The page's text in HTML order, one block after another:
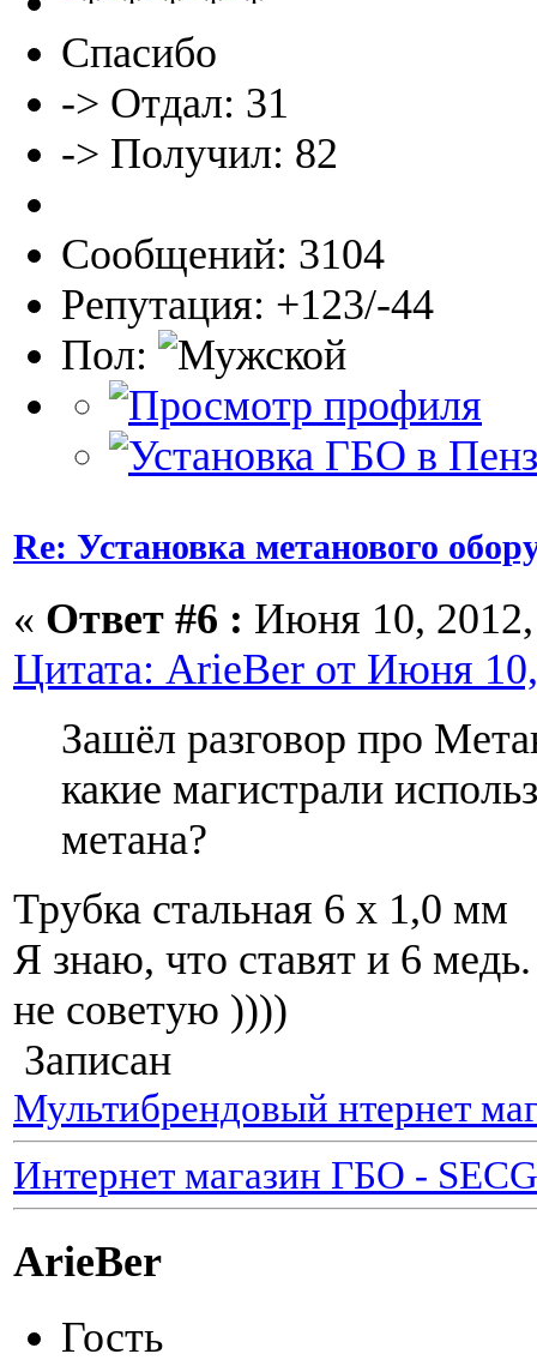
Спасибо
-> Отдал: 31
-> Получил: 82
Сообщений: 3104
Репутация: +123/-44
Пол:
Re: Установка метанового
« Ответ #6 : Июня 10,
Цитата: ArieBer от Июня
Зашёл разговор про
какие магистрали
метана?
Трубка стальная 6 х 1,0 мм
Я знаю, что ставят и 6
не советую ))))
Записан
Мультибрендовый нтернет
Интернет магазин ГБО -
ArieBer
Гость